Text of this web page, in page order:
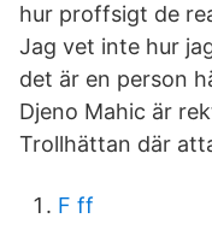
hur proffsigt de
Jag vet inte hur
det är en person
Djeno Mahic är
Trollhättan där
F ff